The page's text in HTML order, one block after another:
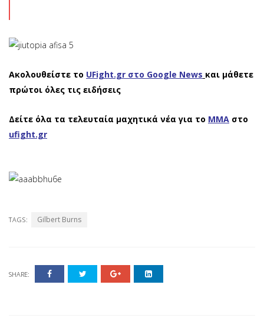
Ακολουθείστε το UFight.gr στο Google News και μάθετε
πρώτοι όλες τις ειδήσεις
Δείτε όλα τα τελευταία μαχητικά νέα για το ΜΜΑ στο
ufight.gr
TAGS: Gilbert Burns
SHARE: